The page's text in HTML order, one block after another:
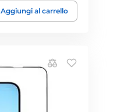
Aggiungi al carrello